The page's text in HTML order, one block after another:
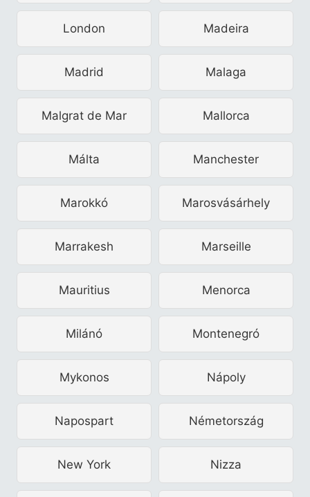
London Madeira
Madrid Malaga
Malgrat de Mar Mallorca
Málta Manchester
Marokkó Marosvásárhely
Marrakesh Marseille
Mauritius Menorca
Milánó Montenegró
Mykonos Nápoly
Napospart Németország
New York Nizza